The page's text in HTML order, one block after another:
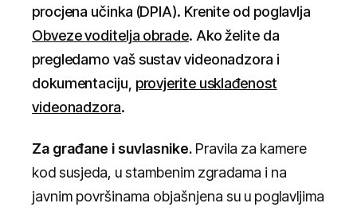
procjena učinka (DPIA). Krenite od poglavlja
Obveze voditelja obrade. Ako želite da
pregledamo vaš sustav videonadzora i
dokumentaciju, provjerite usklađenost
videonadzora.
Za građane i suvlasnike. Pravila za kamere
kod susjeda, u stambenim zgradama i na
javnim površinama objašnjena su u poglavljima